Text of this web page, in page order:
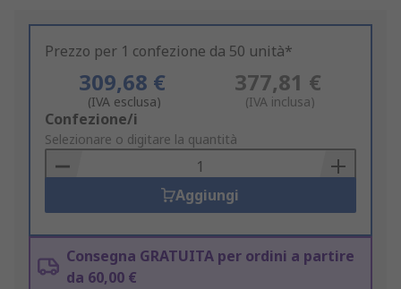
Prezzo per 1 confezione da 50 unità*
309,68 €
(IVA esclusa)
377,81 €
(IVA inclusa)
Add
to
Basket
Confezione/i
Selezionare o digitare la quantità
Aggiungi
Consegna GRATUITA per ordini a partire
da 60,00 €